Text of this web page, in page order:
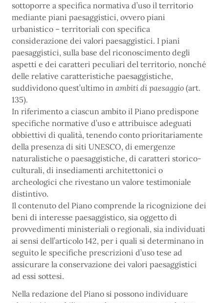
sottoporre a specifica normativa d’uso il territorio
mediante piani paesaggistici, ovvero piani
urbanistico – territoriali con specifica
considerazione dei valori paesaggistici. I piani
paesaggistici, sulla base del riconoscimento degli
aspetti e dei caratteri peculiari del territorio, nonché
delle relative caratteristiche paesaggistiche,
suddividono quest’ultimo in ambiti di paesaggio (art.
135).
In riferimento a ciascun ambito il Piano predispone
specifiche normative d’uso e attribuisce adeguati
obbiettivi di qualità, tenendo conto prioritariamente
della presenza di siti UNESCO, di emergenze
naturalistiche o paesaggistiche, di caratteri storico-
culturali, di insediamenti architettonici o
archeologici che rivestano un valore testimoniale
distintivo.
Il contenuto del Piano comprende la ricognizione dei
beni di interesse paesaggistico, sia oggetto di
provvedimenti ministeriali o regionali, sia individuati
ai sensi dell’articolo 142, per i quali si determinano in
seguito le specifiche prescrizioni d’uso tese ad
assicurare la conservazione dei valori paesaggistici
ad essi sottesi.
Nella redazione del Piano si possono individuare